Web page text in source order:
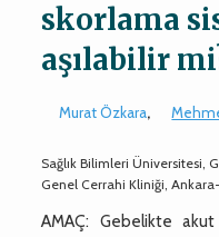
skorlama
aşılabilir
Murat Özkara,
Sağlık Bilimleri Üniversitesi,
Genel Cerrahi Kliniği,
AMAÇ: Gebelikte